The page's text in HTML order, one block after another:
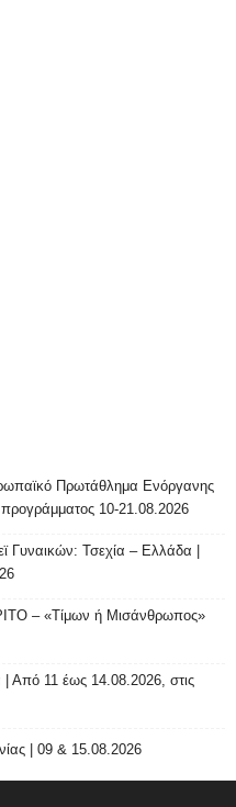
Πρωτάθλημα Ενόργανης
10-21.08.2026
Τσεχία – Ελλάδα |
– «Τίμων ή Μισάνθρωπος»
| Από 11 έως 14.08.2026, στις
| 09 & 15.08.2026